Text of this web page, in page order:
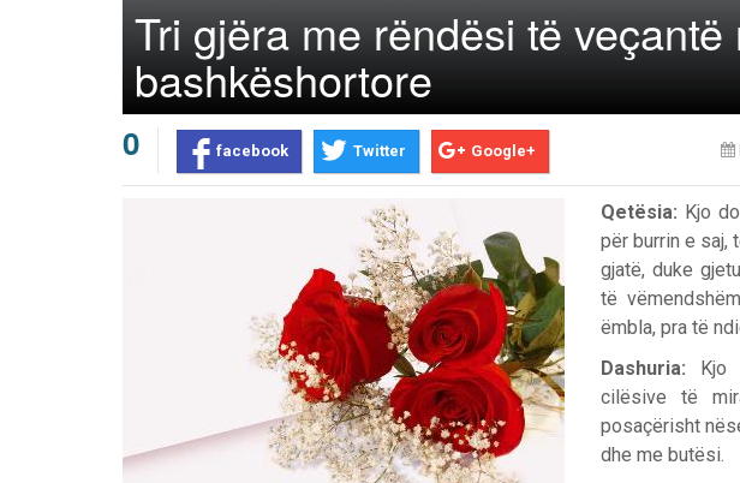
Tri gjëra me rëndësi të veçantë
bashkëshortore
0 facebook Twitter Google+
Qetësia: Kjo
për burrin e saj,
gjatë, duke
të
ëmbla, pra të
Dashuria: Kjo
cilësive të
posaçërisht
dhe me butësi.